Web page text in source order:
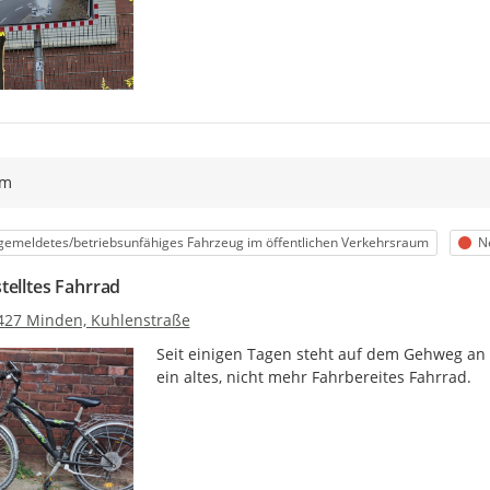
betriebsunfähiges Fahrzeug im öffentlichen Verkehrsraum
Fahrrad
Minden, Kuhlenstraße
Seit einigen Tagen steht auf dem Gehweg
ein altes, nicht mehr Fahrbereites Fahrrad.